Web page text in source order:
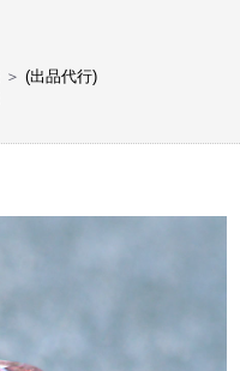
＞ (出品代行)